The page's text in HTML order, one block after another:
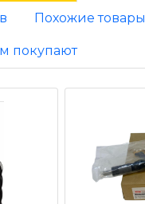
Похожие товары
покупают